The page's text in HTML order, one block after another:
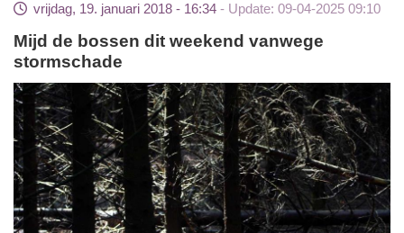
gaan vrijdag, 19. januari 2018 - 16:34 Update: 09-04-2025 09:10
Mijd de bossen dit weekend vanwege
stormschade